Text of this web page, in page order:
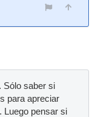
Sólo saber si
para apreciar
Luego pensar si